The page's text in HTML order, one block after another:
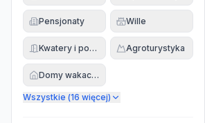
Pensjonaty Wille
Kwatery i pokoje Agroturystyka
Domy wakacyjne
Wszystkie (16 więcej)